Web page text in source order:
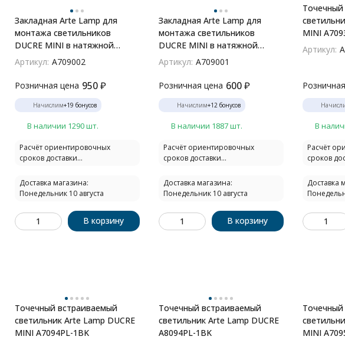
Закладная Arte Lamp для
монтажа светильников
DUCRE MINI в натяжной
потолок A709002
Артикул: A709002
Розничная цена 950 ₽
Начислим+19 бонусов
В наличии 1290 шт.
Расчёт ориентировочных
сроков доставки...
Доставка магазина:
Понедельник 10 августа
В корзину
Закладная Arte Lamp для
монтажа светильников
DUCRE MINI в натяжной
потолок A709001
Артикул: A709001
Розничная цена 600 ₽
Начислим+12бонусов
В наличии 1887 шт.
Расчёт ориентировочных
сроков доставки...
Доставка магазина:
Понедельник 10 августа
В корзину
MINI
Артикул:
В
Расчёт
сроков
Доставка
Точечный встраиваемый
светильник Arte Lamp DUCRE
MINI A7094PL-1BK
Точечный встраиваемый
светильник Arte Lamp DUCRE
A8094PL-1BK
MINI